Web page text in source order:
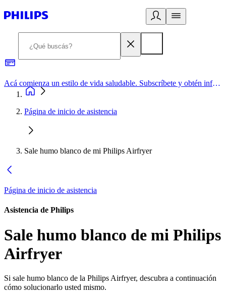
Acá comienza un estilo de vida saludable. Subscríbete y obtén información de primera mano
Página de inicio de asistencia
Sale humo blanco de mi Philips Airfryer
Página de inicio de asistencia
Asistencia de Philips
Sale humo blanco de mi Philips
Airfryer
Si sale humo blanco de la Philips Airfryer, descubra a continuación
cómo solucionarlo usted mismo.